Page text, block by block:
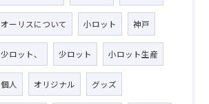
オーリスについて 小ロット 神戸
少ロット、 少ロット 小ロット生産
個人 オリジナル グッズ